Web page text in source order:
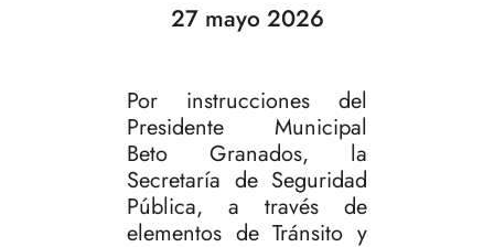
27 mayo 2026
Por instrucciones del
Presidente Municipal
Beto Granados, la
Secretaría de Seguridad
Pública, a través de
elementos de Tránsito y